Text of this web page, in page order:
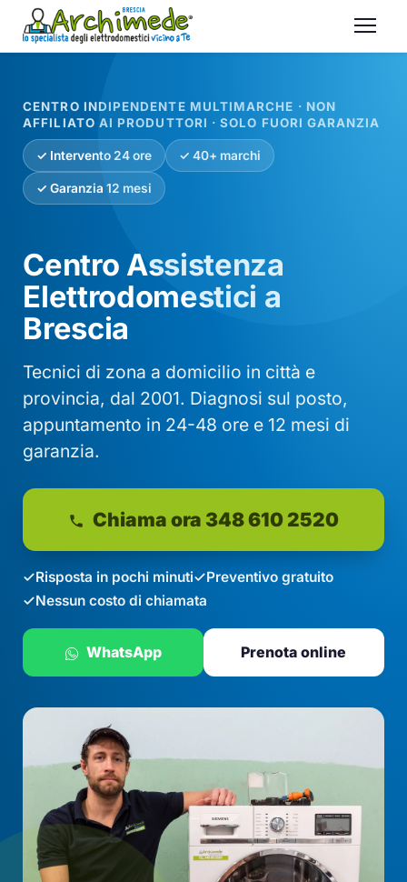
CENTRO INDIPENDENTE MULTIMARCHE · NON
AFFILIATO AI PRODUTTORI · SOLO FUORI GARANZIA
✓ Intervento 24 ore ✓ 40+ marchi
✓ Garanzia 12 mesi
Centro Assistenza
Elettrodomestici a
Brescia
Tecnici di zona a domicilio in città e
provincia, dal 2001. Diagnosi sul posto,
appuntamento in 24-48 ore e 12 mesi di
garanzia.
Chiama ora 348 610 2520
Risposta in pochi minuti
Preventivo gratuito
Nessun costo di chiamata
WhatsApp Prenota online